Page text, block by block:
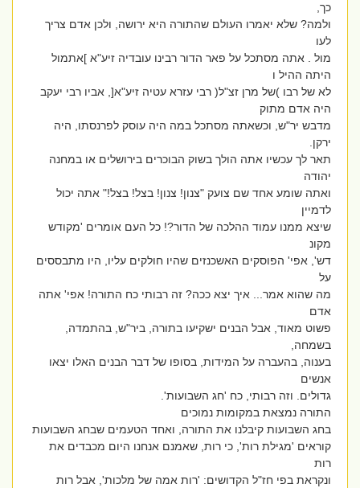
כך,
ולמה? שלא יאמרו העולם שהתורה היא ירושה, ולכן אדם צריך
לעו
מול . אתה מסתכל על פאר הדור רבינו עובדיה זיע"א ]אתמול
היתה ההיל ו
לא של רבו )של מרן זצ"ל( רבי עזרא עטיה זיע"א[, אביו רבי יעקב
היה אדם מתוק
מדבש יר"ש, וכשאתה מסתכל במה היה עוסק לפרנסתו, היה
ירקן.
תאר לך עכשיו אתה הולך בשוק הבוכרים בירושלים או במחנה
יהודה
ואתה שומע אחד שם צועק "צנון! צנון! בצל! בצל!" אתה יכול
לדמיין
שיצא ממנו עמוד ההלכה של הדור?! כל העם אומרים 'מקודש
מקונ
דש', אפי' הפוסקים האשכנזים שהיו חולקים עליו, היו מתבססים
על
מה שהוא אמר... איך יצא ככה? זה רבותי כח התורה! אפי' אתה
אדם
פשוט מאוד, אבל הבנים ישקיעו בתורה, ביר"ש, בהתמדה,
בשמחה,
בענוה, בהעברה על המידות, בסופו של דבר הבנים האלו יצאו
אנשים
גדולים. וזה רבותי, כח 'חג השבועות'.
התורה נמצאת במקומות נמוכים
בחג השבועות קיבלנו את התורה, ואחד הטעמים שבחג השבועות
קוראים 'מגילת רות', כי רות, שאמנם אנחנו היום מכבדים את
רות
ונקראת בפי חז"ל הקדושים: 'רות אמה של מלכות', אבל רות